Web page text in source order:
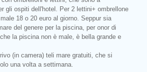
gli ospiti dell'hotel. Per 2 lettini+ ombrellone
18 o 20 euro al giorno. Seppur sia
del genere per la piscina, per onor di
la piscina non è male, è bella grande e
(in camera) teli mare gratuiti, che si
una volta a settimana.